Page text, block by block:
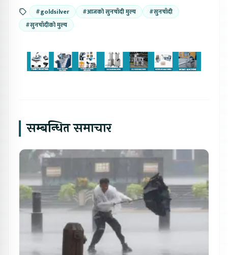
#goldsilver #आजको सुनचाँदी मुल्य
#सुनचाँदी
#सुनचाँदीको मुल्य
सम्बन्धित समाचार